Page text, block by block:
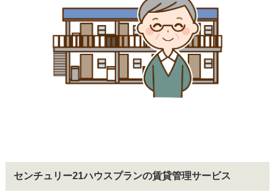
センチュリー21ハウスプランの賃貸管理サービス